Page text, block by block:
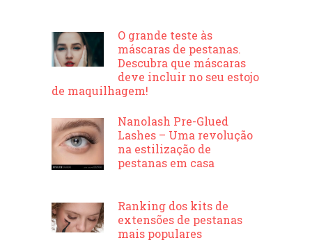
O grande teste às
máscaras de pestanas.
Descubra que máscaras
deve incluir no seu estojo
de maquilhagem!
Nanolash Pre-Glued
Lashes – Uma revolução
na estilização de
pestanas em casa
Ranking dos kits de
extensões de pestanas
mais populares